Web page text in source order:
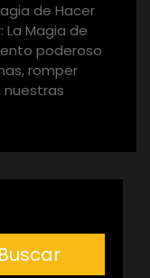
de Hacer
Magia de
poderoso
romper
nuestras
Buscar